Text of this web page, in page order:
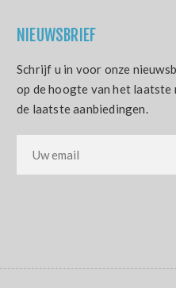
NIEUWSBRIEF
Schrijf u in voor onze
op de hoogte van het laatste
de laatste aanbiedingen.